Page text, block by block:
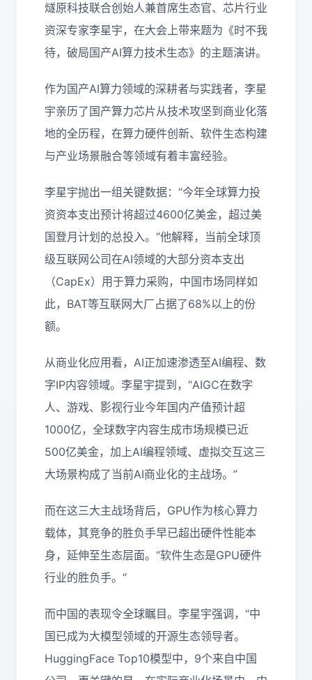
燧原科技联合创始人兼首席生态官、芯片行业
资深专家李星宇，在大会上带来题为《时不我
待，破局国产AI算力技术生态》的主题演讲。
作为国产AI算力领域的深耕者与实践者，李星
宇亲历了国产算力芯片从技术攻坚到商业化落
地的全历程，在算力硬件创新、软件生态构建
与产业场景融合等领域有着丰富经验。
李星宇抛出一组关键数据：“今年全球算力投
资资本支出预计将超过4600亿美金，超过美
国登月计划的总投入。”他解释，当前全球顶
级互联网公司在AI领域的大部分资本支出
（CapEx）用于算力采购，中国市场同样如
此，BAT等互联网大厂占据了68%以上的份
额。
从商业化应用看，AI正加速渗透至AI编程、数
字IP内容领域。李星宇提到，“AIGC在数字
人、游戏、影视行业今年国内产值预计超
1000亿，全球数字内容生成市场规模已近
500亿美金，加上AI编程领域、虚拟交互这三
大场景构成了当前AI商业化的主战场。”
而在这三大主战场背后，GPU作为核心算力
载体，其竞争的胜负手早已超出硬件性能本
身，延伸至生态层面。“软件生态是GPU硬件
行业的胜负手。”
而中国的表现令全球瞩目。李星宇强调，“中
国已成为大模型领域的开源生态领导者。
HuggingFace Top10模型中，9个来自中国